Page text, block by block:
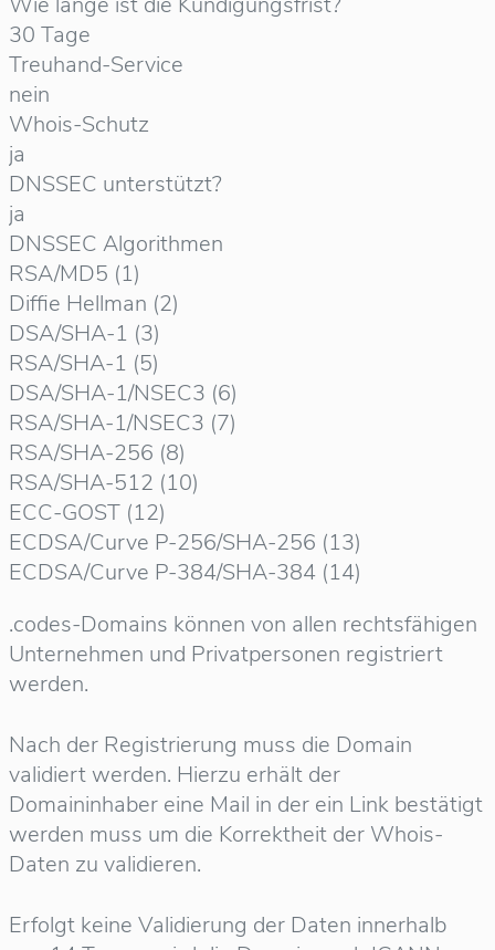
30 Tage
Treuhand-Service
nein
Whois-Schutz
ja
DNSSEC unterstützt?
ja
DNSSEC Algorithmen
RSA/MD5 (1)
Diffie Hellman (2)
DSA/SHA-1 (3)
RSA/SHA-1 (5)
DSA/SHA-1/NSEC3 (6)
RSA/SHA-1/NSEC3 (7)
RSA/SHA-256 (8)
RSA/SHA-512 (10)
ECC-GOST (12)
ECDSA/Curve P-256/SHA-256 (13)
ECDSA/Curve P-384/SHA-384 (14)
.codes-Domains können von allen rechtsfähigen
Unternehmen und Privatpersonen registriert
werden.
Nach der Registrierung muss die Domain
validiert werden. Hierzu erhält der
Domaininhaber eine Mail in der ein Link bestätigt
werden muss um die Korrektheit der Whois-
Daten zu validieren.
Erfolgt keine Validierung der Daten innerhalb